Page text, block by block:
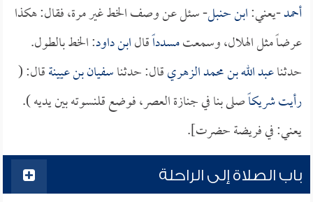
أحمد-يعني:ابن حنبل- سئل عن وصف الخط غير مرة، فقال: هكذا
عرضاً مثل الهلال، وسمعتمسدداًقالابن داود: الخط بالطول.
حدثناعبد الله بن محمد الزهريقال: حدثناسفيان بن عيينةقال: (
رأيتشريكاًصلى بنا في جنازة العصر، فوضع قلنسوته بين يديه ).
يعني: في فريضة حضرت].
باب الصلاة إلى الراحلة